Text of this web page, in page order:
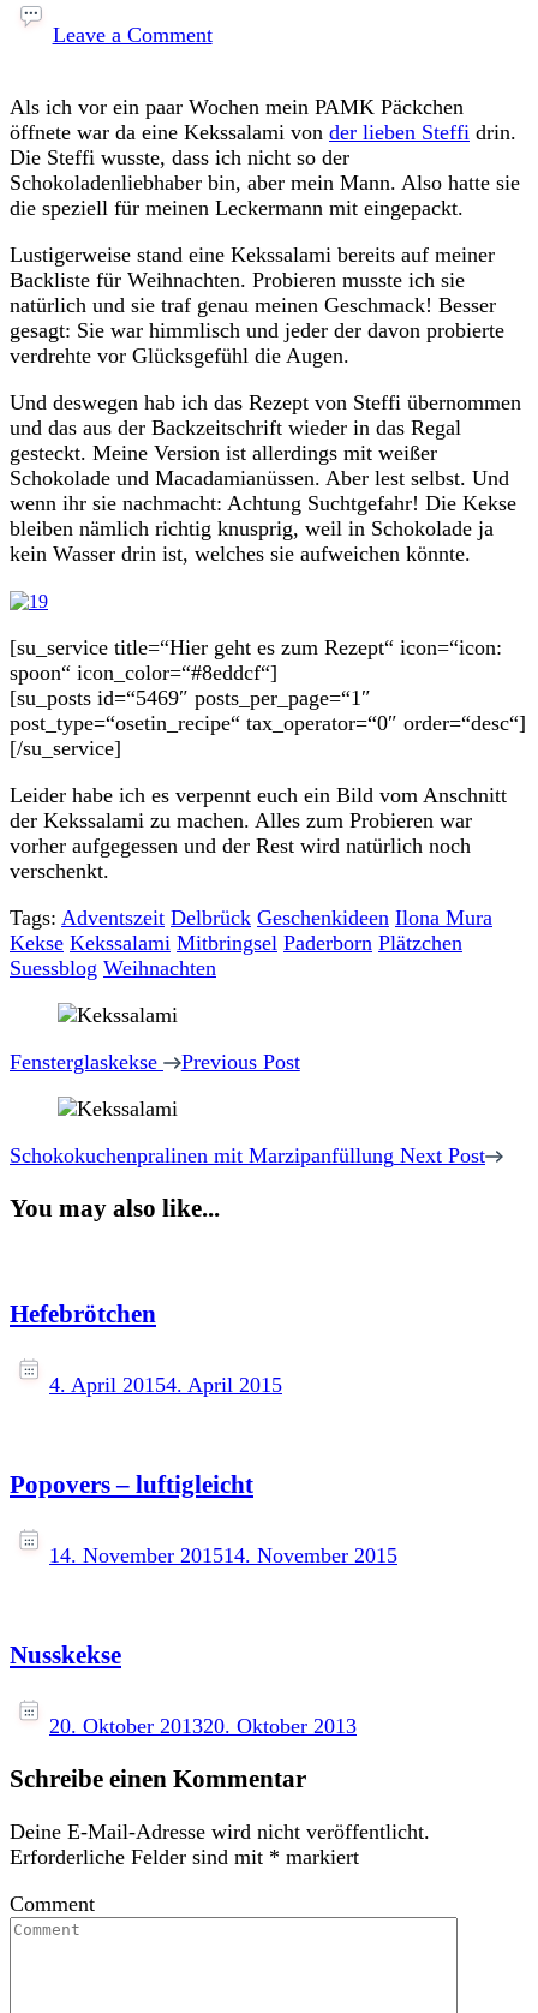
Leave a CommentKekssalami
Als ich vor ein paar Wochen mein PAMK Päckchen
öffnete war da eine Kekssalami von der lieben Steffi drin.
Die Steffi wusste, dass ich nicht so der
Schokoladenliebhaber bin, aber mein Mann. Also hatte sie
die speziell für meinen Leckermann mit eingepackt.
Lustigerweise stand eine Kekssalami bereits auf meiner
Backliste für Weihnachten. Probieren musste ich sie
natürlich und sie traf genau meinen Geschmack! Besser
gesagt: Sie war himmlisch und jeder der davon probierte
verdrehte vor Glücksgefühl die Augen.
Und deswegen hab ich das Rezept von Steffi übernommen
und das aus der Backzeitschrift wieder in das Regal
gesteckt. Meine Version ist allerdings mit weißer
Schokolade und Macadamianüssen. Aber lest selbst. Und
wenn ihr sie nachmacht: Achtung Suchtgefahr! Die Kekse
bleiben nämlich richtig knusprig, weil in Schokolade ja
kein Wasser drin ist, welches sie aufweichen könnte.
[su_service title=“Hier geht es zum Rezept“ icon=“icon:
spoon“ icon_color=“#8eddcf“]
[su_posts id=“5469″ posts_per_page=“1″
post_type=“osetin_recipe“ tax_operator=“0″ order=“desc“]
[/su_service]
Leider habe ich es verpennt euch ein Bild vom Anschnitt
der Kekssalami zu machen. Alles zum Probieren war
vorher aufgegessen und der Rest wird natürlich noch
verschenkt.
Tags: Adventszeit Delbrück Geschenkideen Ilona Mura
Kekse Kekssalami Mitbringsel Paderborn Plätzchen
Suessblog Weihnachten
Post
Navigation
Fensterglaskekse Previous Post
Schokokuchenpralinen mit Marzipanfüllung Next Post
You may also like...
Hefebrötchen
4. April 20154. April 2015
Popovers – luftigleicht
14. November 201514. November 2015
Nusskekse
20. Oktober 201320. Oktober 2013
Schreibe einen Kommentar
Deine E-Mail-Adresse wird nicht veröffentlicht.
Erforderliche Felder sind mit * markiert
Comment